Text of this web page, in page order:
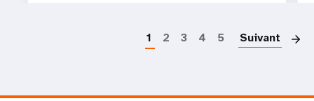
1 2 3 4 5 Suivant